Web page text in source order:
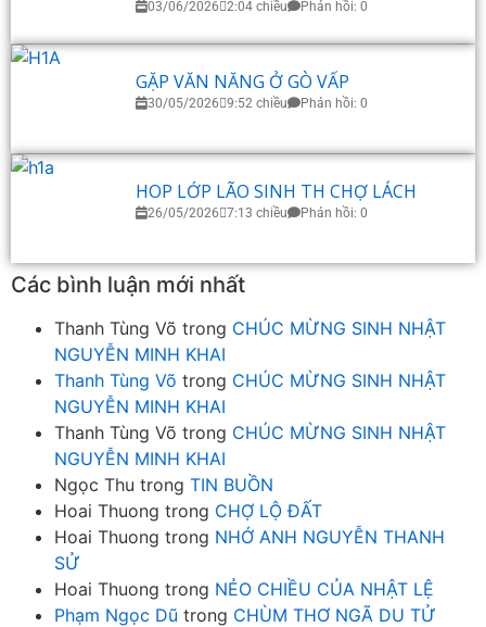
03/06/2026 2:04 chiều Phản hồi: 0
GẶP VĂN NĂNG Ở GÒ VẤP
30/05/2026 9:52 chiều Phản hồi: 0
HOP LỚP LÃO SINH TH CHỢ LÁCH
26/05/2026 7:13 chiều Phản hồi: 0
Các bình luận mới nhất
Thanh Tùng Võ trong CHÚC MỪNG SINH NHẬT
NGUYỄN MINH KHAI
Thanh Tùng Võ trong CHÚC MỪNG SINH NHẬT
NGUYỄN MINH KHAI
Thanh Tùng Võ trong CHÚC MỪNG SINH NHẬT
NGUYỄN MINH KHAI
Ngọc Thu trong TIN BUỒN
Hoai Thuong trong CHỢ LỘ ĐẤT
Hoai Thuong trong NHỚ ANH NGUYỄN THANH
SỬ
Hoai Thuong trong NẺO CHIỀU CỦA NHẬT LỆ
Phạm Ngọc Dũ trong CHÙM THƠ NGÃ DU TỬ